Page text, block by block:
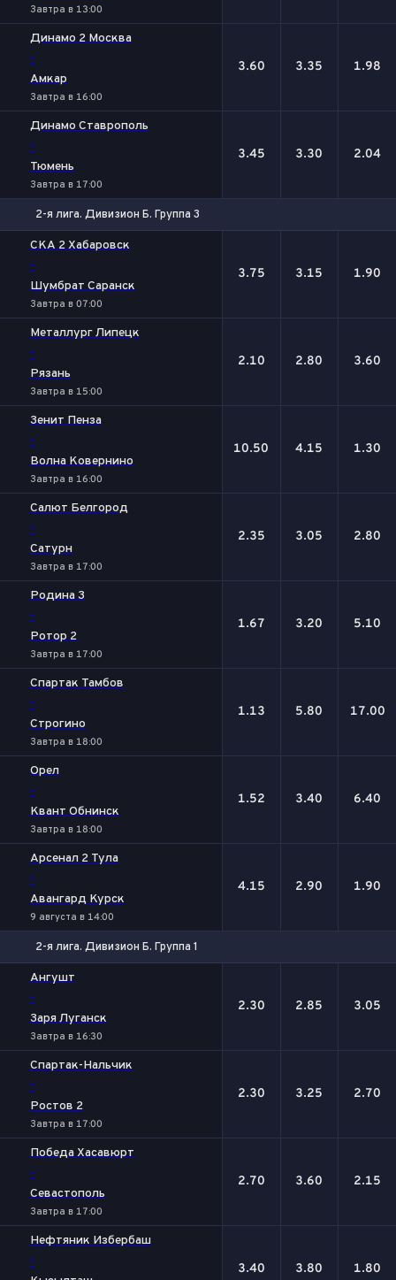
Завтра в 13:00
Динамо 2 Москва
-
Амкар
Завтра в 16:00
3.60 3.35 1.98
Динамо Ставрополь
-
Тюмень
Завтра в 17:00
3.45 3.30 2.04
2-я лига. Дивизион Б. Группа 3
СКА 2 Хабаровск
-
Шумбрат Саранск
Завтра в 07:00
3.75 3.15 1.90
Металлург Липецк
-
Рязань
Завтра в 15:00
2.10 2.80 3.60
Зенит Пенза
-
Волна Ковернино
Завтра в 16:00
10.50 4.15 1.30
Салют Белгород
-
Сатурн
Завтра в 17:00
2.35 3.05 2.80
Родина 3
-
Ротор 2
Завтра в 17:00
1.67 3.20 5.10
Спартак Тамбов
-
Строгино
Завтра в 18:00
1.13 5.80 17.00
Орел
-
Квант Обнинск
Завтра в 18:00
1.52 3.40 6.40
Арсенал 2 Тула
-
Авангард Курск
9 августа в 14:00
4.15 2.90 1.90
2-я лига. Дивизион Б. Группа 1
Ангушт
-
Заря Луганск
Завтра в 16:30
2.30 2.85 3.05
Спартак-Нальчик
-
Ростов 2
Завтра в 17:00
2.30 3.25 2.70
Победа Хасавюрт
-
Севастополь
Завтра в 17:00
2.70 3.60 2.15
Нефтяник Избербаш
- 3.40 3.80 1.80